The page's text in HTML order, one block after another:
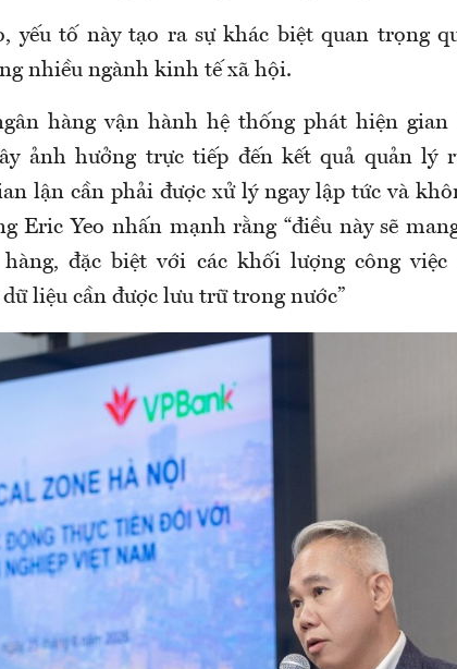
yếu tố này tạo ra sự khác biệt quan trọng
nhiều ngành kinh tế xã hội.
hàng vận hành hệ thống phát hiện
ảnh hưởng trực tiếp đến kết quả quản lý
lận cần phải được xử lý ngay lập tức và
Eric Yeo nhấn mạnh rằng “điều này sẽ
đặc biệt với các khối lượng công việc
liệu cần được lưu trữ trong nước”